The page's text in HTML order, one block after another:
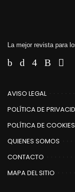
La mejor revista para
AVISO LEGAL
POLÍTICA DE
POLÍTICA DE COOKIES
QUIENES SOMOS
CONTACTO
MAPA DEL SITIO